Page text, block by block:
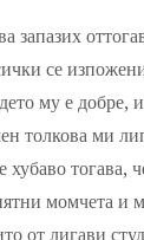
запазих
се
му е добре,
толкова ми
тогава,
момчета и
от лигави